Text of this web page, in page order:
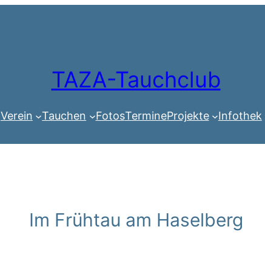
TAZA-Tauchclub
Verein Tauchen FotosTermineProjekte Infothek
Im Frühtau am Haselberg